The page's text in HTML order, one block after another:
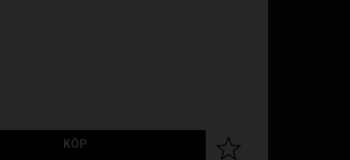
KÖP Lägg till i favoriter